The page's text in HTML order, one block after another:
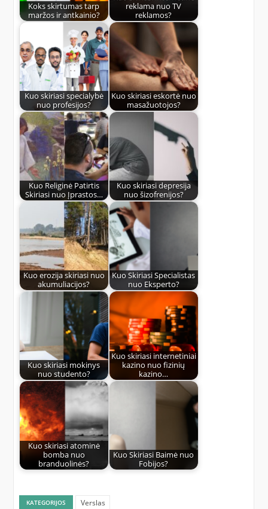
Koks skirtumas tarp
maržos ir antkainio?
reklama nuo TV
reklamos?
Kuo skiriasi specialybė
nuo profesijos?
Kuo skiriasi eskortė nuo
masažuotojos?
Kuo Religinė Patirtis
Skiriasi nuo Įprastos…
Kuo skiriasi depresija
nuo šizofrenijos?
Kuo erozija skiriasi nuo
akumuliacijos?
Kuo Skiriasi Specialistas
nuo Eksperto?
Kuo skiriasi mokinys
nuo studento?
Kuo skiriasi internetiniai
kazino nuo fizinių
kazino…
Kuo skiriasi atominė
bomba nuo
branduolinės?
Kuo Skiriasi Baimė nuo
Fobijos?
KATEGORIJOS Verslas